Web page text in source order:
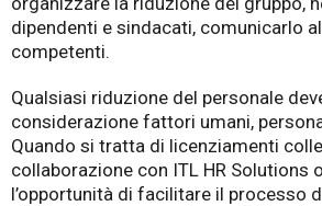
dipendenti e sindacati, comunicarlo
competenti.
Qualsiasi riduzione del personale
considerazione fattori umani,
Quando si tratta di licenziamenti
collaborazione con ITL HR Solutions
l’opportunità di facilitare il processo